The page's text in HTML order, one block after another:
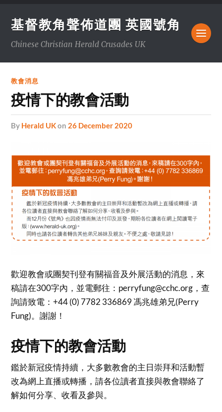
基督教角聲佈道團 英國號角
Chinese Christian Herald Crusades UK
教會消息
疫情下的教會活動
by Herald UKon 26 December 2020
歡迎教會或團契刊登有關福音及外展活動的消息，來
稿請在300字內，並電郵往：perryfung@cchc.org，查
詢請致電：+44 (0) 7782 336869 馮兆雄弟兄(Perry
Fung)。謝謝！
疫情下的教會活動
鑑於新冠疫情持續，大多數教會的主日崇拜和活動暫
改為網上直播或轉播，請各位讀者直接與教會聯絡了
解如何分享、收看及參與。